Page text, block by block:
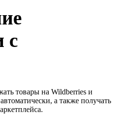
с
товары на Wildberries и
а также получать